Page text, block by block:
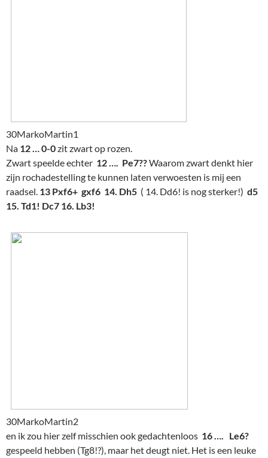
30MarkoMartin1
Na 12 … 0-0zit zwart op rozen.
Zwart speelde echter 12 …. Pe7??Waarom zwart denkt hier
zijn rochadestelling te kunnen laten verwoesten is mij een
raadsel. 13 Pxf6+ gxf6 14. Dh5 ( 14. Dd6! is nog sterker!) d5
15. Td1! Dc7 16. Lb3!
30MarkoMartin2
en ik zou hier zelf misschien ook gedachtenloos 16 …. Le6?
gespeeld hebben (Tg8!?), maar het deugt niet. Het is een leuke